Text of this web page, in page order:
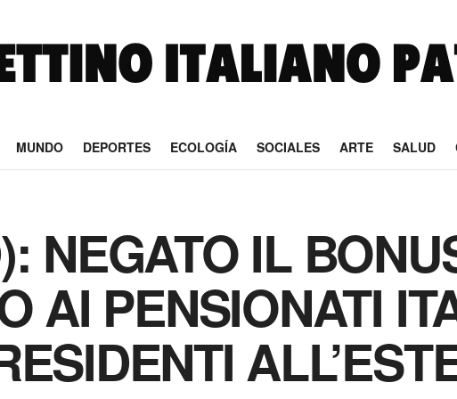
MUNDO DEPORTES ECOLOGÍA SOCIALES ARTE SALUD
NEGATO IL
AI PENSIONATI